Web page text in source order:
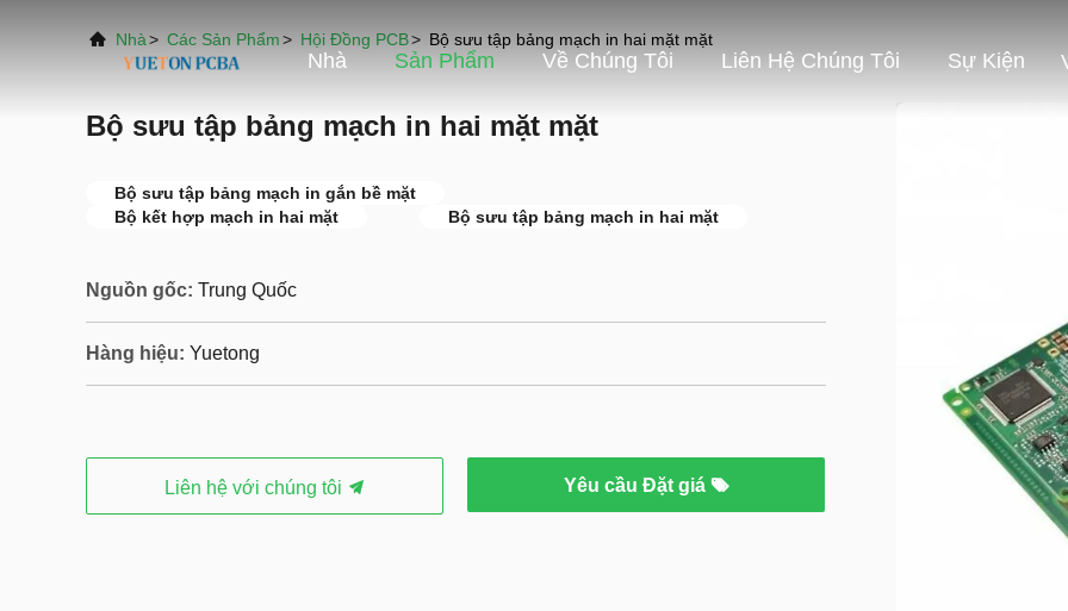
Nhà Sản Phẩm Về Chúng Tôi Liên Hệ Chúng Tôi Sự Kiện
Nhà> Các Sản Phẩm> Hội Đồng PCB> Bộ sưu tập bảng mạch in hai mặt mặt
Bộ sưu tập bảng mạch in hai mặt mặt
Bộ sưu tập bảng mạch in gắn bề mặt
Bộ kết hợp mạch in hai mặt
Bộ sưu tập bảng mạch in hai mặt
Nguồn gốc: Trung Quốc
Hàng hiệu: Yuetong
Liên hệ với chúng tôi Yêu cầu Đặt giá